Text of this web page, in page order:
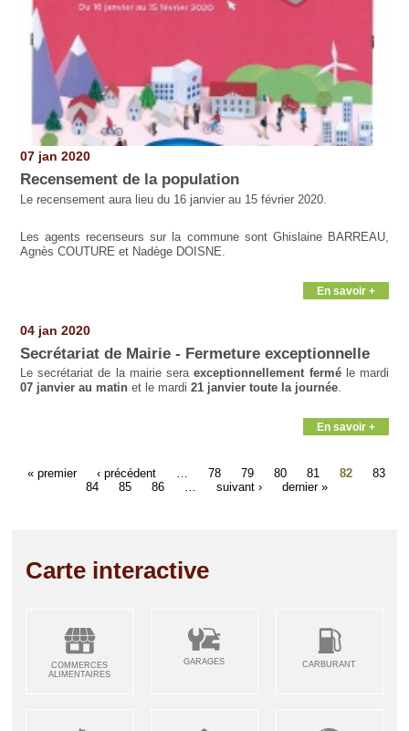
07 jan 2020
Recensement de la population
Le recensement aura lieu du 16 janvier au 15 février 2020.
Les agents recenseurs sur la commune sont Ghislaine BARREAU,
Agnès COUTURE et Nadège DOISNE.
En savoir +
04 jan 2020
Secrétariat de Mairie - Fermeture exceptionnelle
Le secrétariat de la mairie seraexceptionnellement ferméle mardi
07 janvier au matinet le mardi 21 janvier toute la journée.
En savoir +
« premier ‹ précédent 78 79 80 81 82
83
84
85 86 suivant › dernier »
Carte interactive
COMMERCES
ALIMENTAIRES
GARAGES CARBURANT